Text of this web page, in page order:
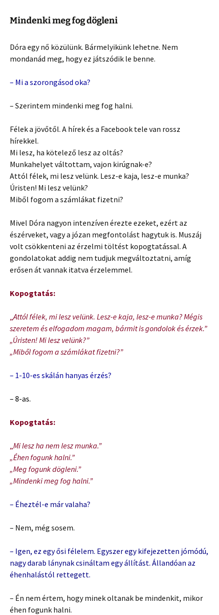
Mindenki meg fog dögleni
Dóra egy nő közülünk. Bármelyikünk lehetne. Nem
mondanád meg, hogy ez játszódik le benne.
– Mi a szorongásod oka?
– Szerintem mindenki meg fog halni.
Félek a jövőtől. A hírek és a Facebook tele van rossz
hírekkel.
Mi lesz, ha kötelező lesz az oltás?
Munkahelyet váltottam, vajon kirúgnak-e?
Attól félek, mi lesz velünk. Lesz-e kaja, lesz-e munka?
Úristen! Mi lesz velünk?
Miből fogom a számlákat fizetni?
Mivel Dóra nagyon intenzíven érezte ezeket, ezért az
észérveket, vagy a józan megfontolást hagytuk is. Muszáj
volt csökkenteni az érzelmi töltést kopogtatással. A
gondolatokat addig nem tudjuk megváltoztatni, amíg
erősen át vannak itatva érzelemmel.
Kopogtatás:
„Attól félek, mi lesz velünk. Lesz-e kaja, lesz-e munka? Mégis
szeretem és elfogadom magam, bármit is gondolok és érzek.”
„Úristen! Mi lesz velünk?”
„Miből fogom a számlákat fizetni?”
– 1-10-es skálán hanyas érzés?
– 8-as.
Kopogtatás:
„Mi lesz ha nem lesz munka.”
„Éhen fogunk halni.”
„Meg fogunk dögleni.”
„Mindenki meg fog halni.”
– Éheztél-e már valaha?
– Nem, még sosem.
– Igen, ez egy ősi félelem. Egyszer egy kifejezetten jómódú,
nagy darab lánynak csináltam egy állítást. Állandóan az
éhenhalástól rettegett.
– Én nem értem, hogy minek oltanak be mindenkit, mikor
éhen fogunk halni.